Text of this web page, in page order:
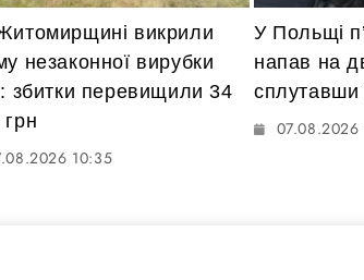
викрили
незаконної вирубки
збитки перевищили 34
10:35
У Польщі
напав на
сплутавши
07.08.2026